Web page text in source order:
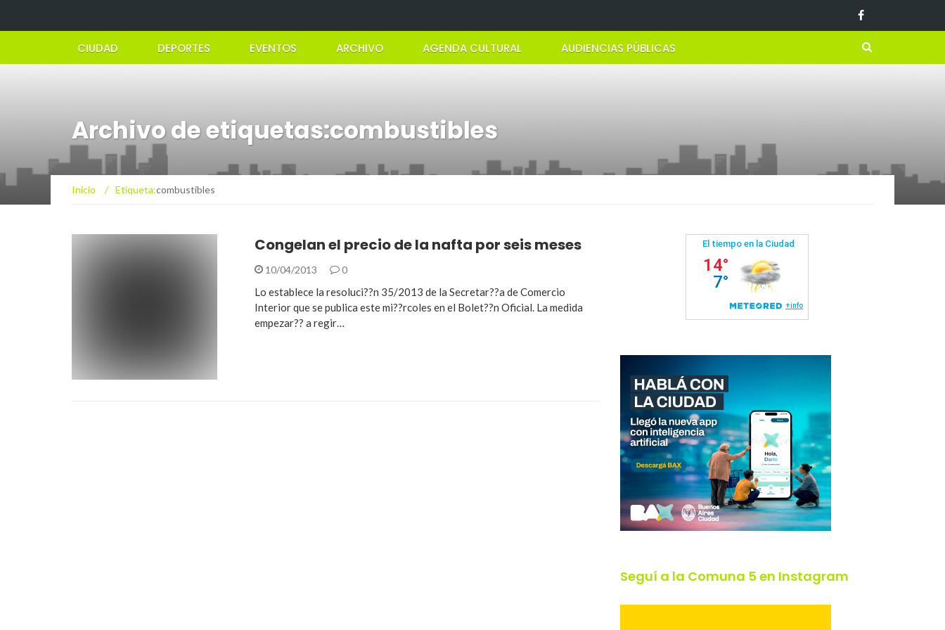
CIUDAD DEPORTES EVENTOS ARCHIVO AGENDA CULTURAL AUDIENCIAS PÚBLICAS
Archivo de etiquetas:combustibles
Inicio / Etiqueta:combustibles
Congelan el precio de la nafta por seis meses
10/04/2013 0
Lo establece la resoluci??n 35/2013 de la Secretar??a de Comercio
Interior que se publica este mi??rcoles en el Bolet??n Oficial. La medida
empezar?? a regir…
Seguí a la Comuna 5 en Instagram